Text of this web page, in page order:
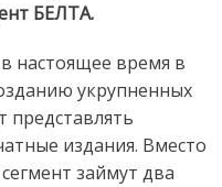
БЕЛТА.
настоящее время в
укрупненных
представлять
издания. Вместо
займут два